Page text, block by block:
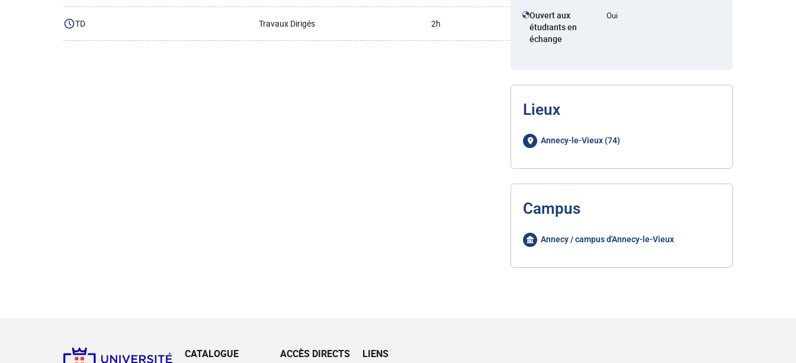
TD Travaux Dirigés 2h
Ouvert aux
étudiants en
échange
Oui
Lieux
Annecy-le-Vieux (74)
Campus
Annecy / campus d'Annecy-le-Vieux
CATALOGUE ACCÈS DIRECTS LIENS